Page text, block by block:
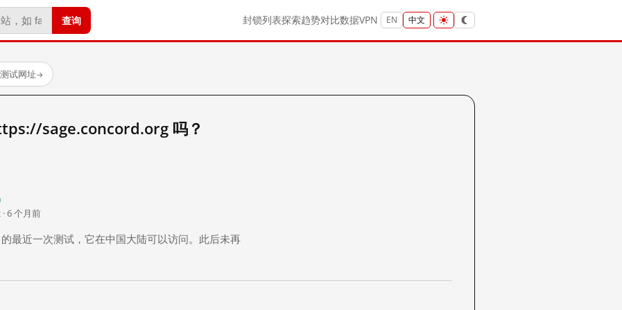
查询 封锁列表探索趋势对比数据VPN EN 中文
试网址→
sage.concord.org 吗？
6 个月前
最近一次测试，它在中国大陆可以访问。此后未再